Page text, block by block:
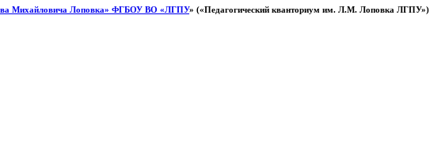
Михайловича Лоповка» ФГБОУ ВО «ЛГПУ» («Педагогический кванториум им. Л.М. Лоповка ЛГПУ»)